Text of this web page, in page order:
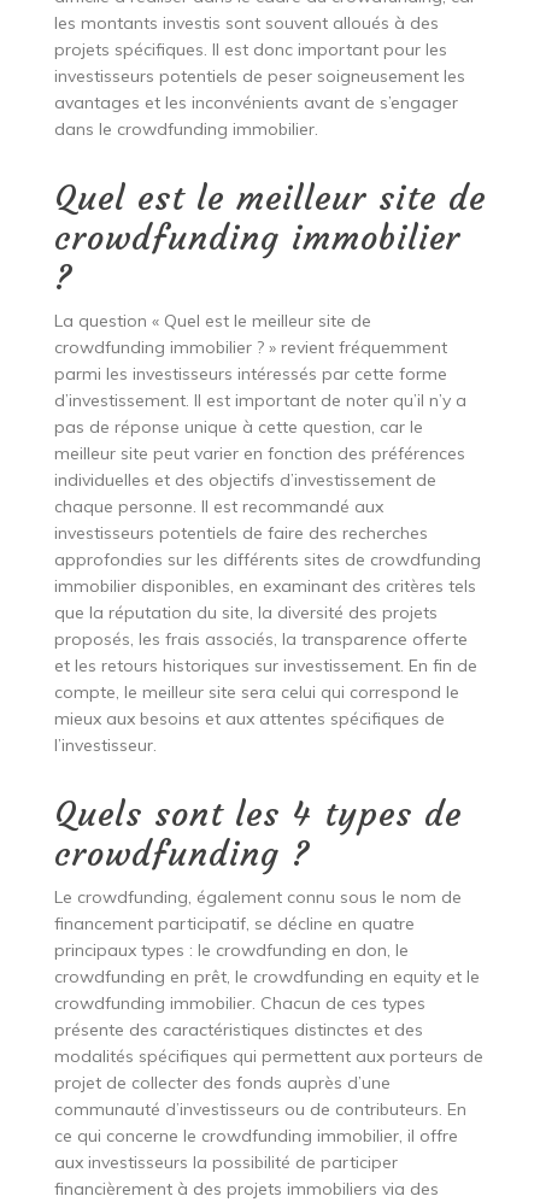
les montants investis sont souvent alloués à des
projets spécifiques. Il est donc important pour les
investisseurs potentiels de peser soigneusement les
avantages et les inconvénients avant de s’engager
dans le crowdfunding immobilier.
Quel est le meilleur site de
crowdfunding immobilier
?
La question « Quel est le meilleur site de
crowdfunding immobilier ? » revient fréquemment
parmi les investisseurs intéressés par cette forme
d’investissement. Il est important de noter qu’il n’y a
pas de réponse unique à cette question, car le
meilleur site peut varier en fonction des préférences
individuelles et des objectifs d’investissement de
chaque personne. Il est recommandé aux
investisseurs potentiels de faire des recherches
approfondies sur les différents sites de crowdfunding
immobilier disponibles, en examinant des critères tels
que la réputation du site, la diversité des projets
proposés, les frais associés, la transparence offerte
et les retours historiques sur investissement. En fin de
compte, le meilleur site sera celui qui correspond le
mieux aux besoins et aux attentes spécifiques de
l’investisseur.
Quels sont les 4 types de
crowdfunding ?
Le crowdfunding, également connu sous le nom de
financement participatif, se décline en quatre
principaux types : le crowdfunding en don, le
crowdfunding en prêt, le crowdfunding en equity et le
crowdfunding immobilier. Chacun de ces types
présente des caractéristiques distinctes et des
modalités spécifiques qui permettent aux porteurs de
projet de collecter des fonds auprès d’une
communauté d’investisseurs ou de contributeurs. En
ce qui concerne le crowdfunding immobilier, il offre
aux investisseurs la possibilité de participer
financièrement à des projets immobiliers via des